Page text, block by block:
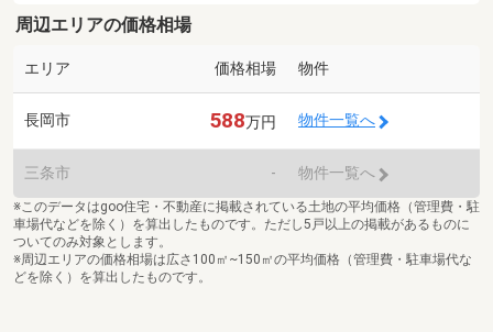
周辺エリアの価格相場
エリア 価格相場 物件
長岡市 588万円 物件一覧へ
三条市 - 物件一覧へ
※このデータはgoo住宅・不動産に掲載されている土地の平均価格（管理費・駐
車場代などを除く）を算出したものです。ただし5戸以上の掲載があるものに
ついてのみ対象とします。
※周辺エリアの価格相場は広さ100㎡~150㎡の平均価格（管理費・駐車場代な
どを除く）を算出したものです。